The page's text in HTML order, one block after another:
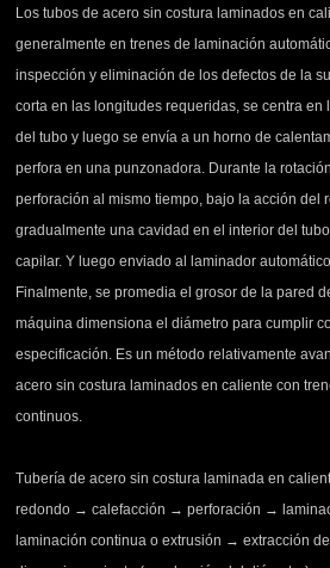
Los tubos de acero sin costura laminados en
generalmente en trenes de laminación
inspección y eliminación de los defectos de la
corta en las longitudes requeridas, se centra en
del tubo y luego se envía a un horno de
perfora en una punzonadora. Durante la
perforación al mismo tiempo, bajo la acción del
gradualmente una cavidad en el interior del
capilar. Y luego enviado al laminador
Finalmente, se promedia el grosor de la pared
máquina dimensiona el diámetro para cumplir
especificación. Es un método relativamente
acero sin costura laminados en caliente con
continuos.
Tubería de acero sin costura laminada en
redondo → calefacción → perforación →
laminación continua o extrusión → extracción